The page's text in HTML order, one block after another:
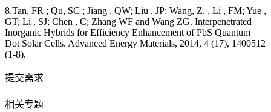
8.Tan, FR ; Qu, SC ; Jiang , QW; Liu , JP; Wang, Z. , Li , FM; Yue ,
GT; Li , SJ; Chen , C; Zhang WF and Wang ZG. Interpenetrated
Inorganic Hybrids for Efficiency Enhancement of PbS Quantum
Dot Solar Cells. Advanced Energy Materials, 2014, 4 (17), 1400512
(1-8).
提交需求
相关专题